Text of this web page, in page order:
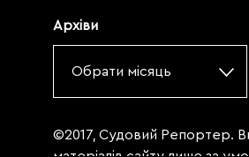
Архіви
Обрати місяць
©2017, Судовий Репортер.